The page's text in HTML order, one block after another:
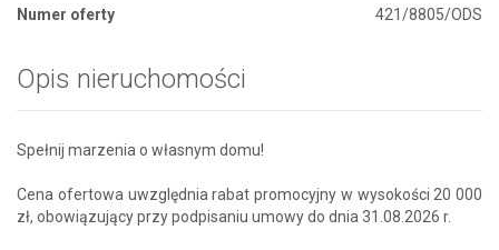
Numer oferty
421/8805/ODS
Opis nieruchomości
Spełnij marzenia o własnym domu!
Cena ofertowa uwzględnia rabat promocyjny w wysokości 20 000
zł, obowiązujący przy podpisaniu umowy do dnia 31.08.2026 r.